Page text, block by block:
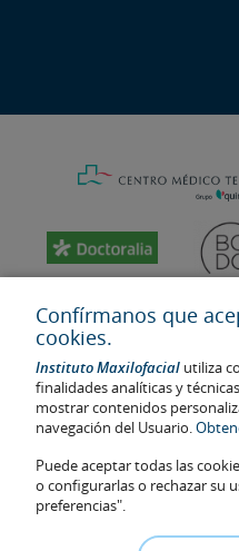
Última actualización: 2023
No. de autorización de centro
La información presente en la
Confírmanos que
cookies.
Instituto Maxilofacial utiliza
finalidades analíticas y
mostrar contenidos
navegación del Usuario.
Puede aceptar todas las
o configurarlas o rechazar su
preferencias".